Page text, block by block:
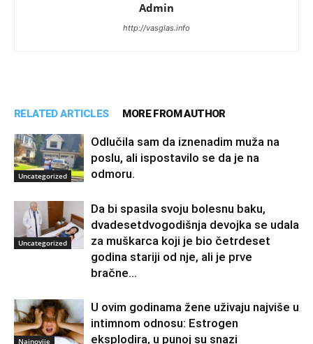
Admin
http://vasglas.info
RELATED ARTICLES MORE FROM AUTHOR
Uncategorized
Odlučila sam da iznenadim muža na
poslu, ali ispostavilo se da je na
odmoru.
Uncategorized
Da bi spasila svoju bolesnu baku,
dvadesetdvogodišnja devojka se udala
za muškarca koji je bio četrdeset
godina stariji od nje, ali je prve
bračne...
Najnovije
U ovim godinama žene uživaju najviše u
intimnom odnosu: Estrogen
eksplodira, u punoj su snazi